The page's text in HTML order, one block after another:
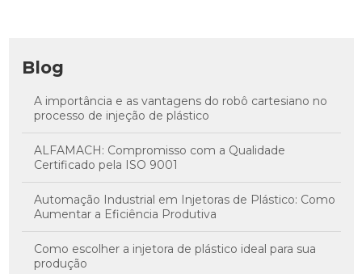
Blog
A importância e as vantagens do robô cartesiano no
processo de injeção de plástico
ALFAMACH: Compromisso com a Qualidade
Certificado pela ISO 9001
Automação Industrial em Injetoras de Plástico: Como
Aumentar a Eficiência Produtiva
Como escolher a injetora de plástico ideal para sua
produção